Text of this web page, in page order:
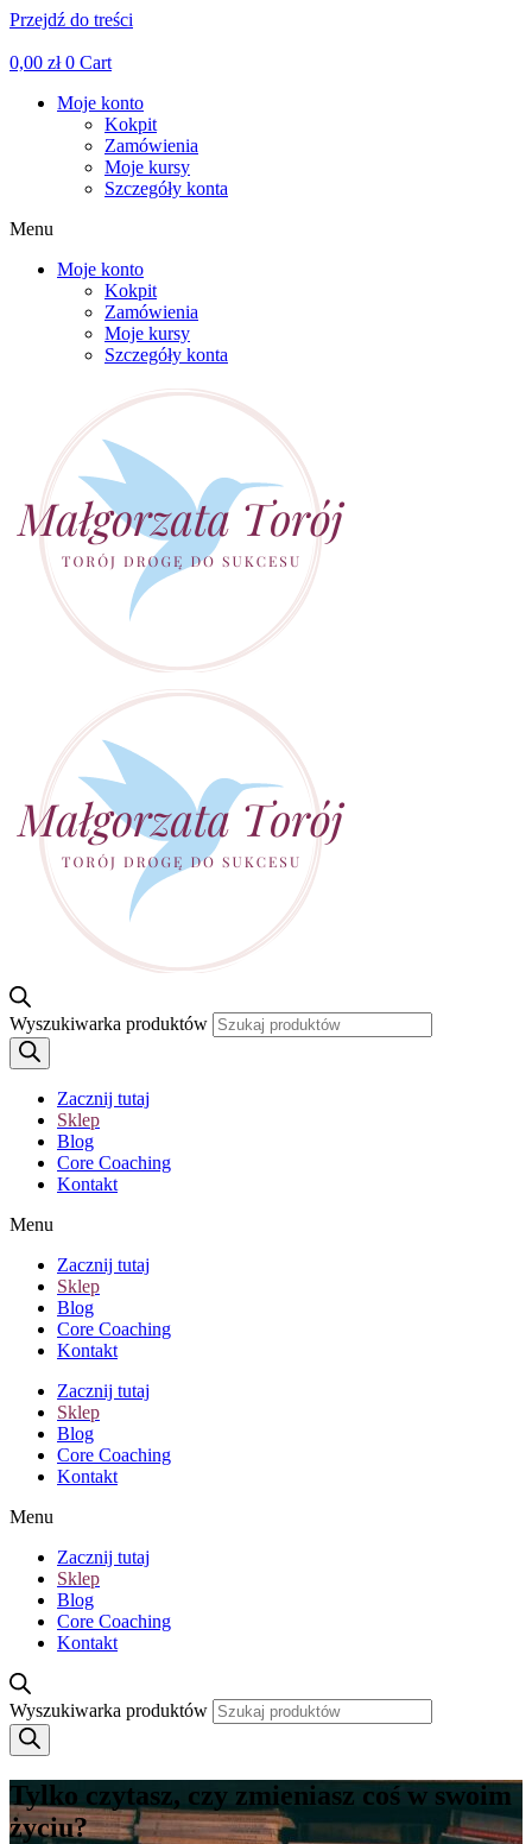
Przejdź do treści
0,00 zł 0 Cart
Moje konto
Kokpit
Zamówienia
Moje kursy
Szczegóły konta
Menu
Moje konto
Kokpit
Zamówienia
Moje kursy
Szczegóły konta
Wyszukiwarka produktów
Zacznij tutaj
Sklep
Blog
Core Coaching
Kontakt
Menu
Zacznij tutaj
Sklep
Blog
Core Coaching
Kontakt
Zacznij tutaj
Sklep
Blog
Core Coaching
Kontakt
Menu
Zacznij tutaj
Sklep
Blog
Core Coaching
Kontakt
Wyszukiwarka produktów
Tylko czytasz, czy zmieniasz coś w swoim
życiu?